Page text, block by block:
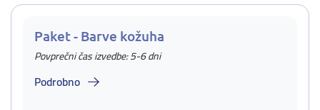
Paket - Barve kožuha
Povprečni čas izvedbe: 5-6 dni
Podrobno